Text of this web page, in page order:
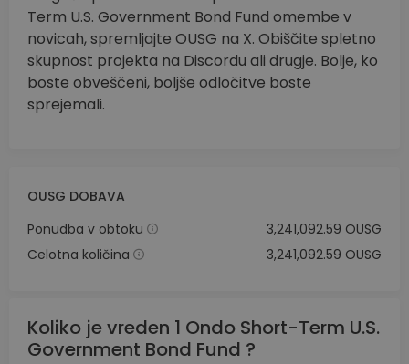
Term U.S. Government Bond Fund omembe v
novicah, spremljajte OUSG na X. Obiščite spletno
skupnost projekta na Discordu ali drugje. Bolje, ko
boste obveščeni, boljše odločitve boste
sprejemali.
OUSG DOBAVA
Ponudba v obtoku
3,241,092.59 OUSG
Celotna količina
3,241,092.59 OUSG
Koliko je vreden 1 Ondo Short-Term U.S.
Government Bond Fund ?